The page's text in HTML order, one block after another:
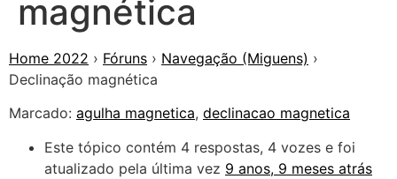
magnética
Home 2022 › Fóruns › Navegação (Miguens) ›
Declinação magnética
Marcado: agulha magnetica, declinacao magnetica
Este tópico contém 4 respostas, 4 vozes e foi
atualizado pela última vez 9 anos, 9 meses atrás